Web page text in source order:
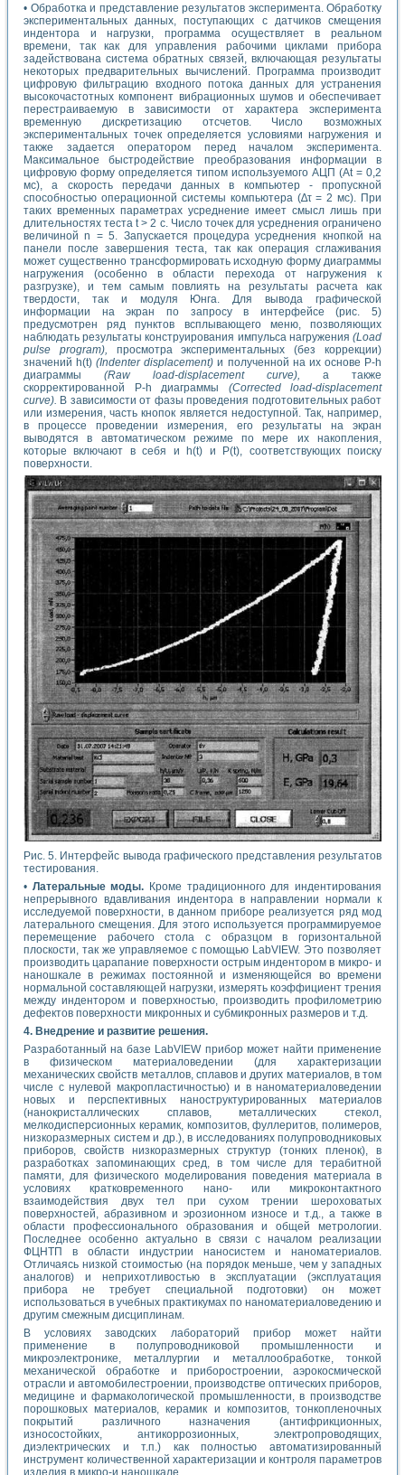
• Обработка и представление результатов эксперимента. Обработку
экспериментальных данных, поступающих с датчиков смещения
индентора и нагрузки, программа осуществляет в реальном
времени, так как для управления рабочими циклами прибора
задействована система обратных связей, включающая результаты
некоторых предварительных вычислений. Программа производит
цифровую фильтрацию входного потока данных для устранения
высокочастотных компонент вибрационных шумов и обеспечивает
перестраиваемую в зависимости от характера эксперимента
временную дискретизацию отсчетов. Число возможных
экспериментальных точек определяется условиями нагружения и
также задается оператором перед началом эксперимента.
Максимальное быстродействие преобразования информации в
цифровую форму определяется типом используемого АЦП (At = 0,2
мс), а скорость передачи данных в компьютер - пропускной
способностью операционной системы компьютера (∆τ = 2 мс). При
таких временных параметрах усреднение имеет смысл лишь при
длительностях теста t > 2 с. Число точек для усреднения ограничено
величиной n = 5. Запускается процедура усреднения кнопкой на
панели после завершения теста, так как операция сглаживания
может существенно трансформировать исходную форму диаграммы
нагружения (особенно в области перехода от нагружения к
разгрузке), и тем самым повлиять на результаты расчета как
твердости, так и модуля Юнга. Для вывода графической
информации на экран по запросу в интерфейсе (рис. 5)
предусмотрен ряд пунктов всплывающего меню, позволяющих
наблюдать результаты конструирования импульса нагружения (Load
pulse program), просмотра экспериментальных (без коррекции)
значений h(t)(Indenter displacement)и полученной на их основе P-h
диаграммы (Raw load-displacement curve), а также
скорректированной P-h диаграммы (Corrected load-displacement
curve). В зависимости от фазы проведения подготовительных работ
или измерения, часть кнопок является недоступной. Так, например,
в процессе проведении измерения, его результаты на экран
выводятся в автоматическом режиме по мере их накопления,
которые включают в себя и h(t) и P(t), соответствующих поиску
поверхности.
Рис. 5. Интерфейс вывода графического представления результатов
тестирования.
• Латеральные моды. Кроме традиционного для индентирования
непрерывного вдавливания индентора в направлении нормали к
исследуемой поверхности, в данном приборе реализуется ряд мод
латерального смещения. Для этого используется программируемое
перемещение рабочего стола с образцом в горизонтальной
плоскости, так же управляемое с помощью LabVIEW. Это позволяет
производить царапание поверхности острым индентором в микро- и
наношкале в режимах постоянной и изменяющейся во времени
нормальной составляющей нагрузки, измерять коэффициент трения
между индентором и поверхностью, производить профилометрию
дефектов поверхности микронных и субмикронных размеров и т.д.
4. Внедрение и развитие решения.
Разработанный на базе LabVIEW прибор может найти применение
в физическом материаловедении (для характеризации
механических свойств металлов, сплавов и других материалов, в том
числе с нулевой макропластичностью) и в наноматериаловедении
новых и перспективных наноструктурированных материалов
(нанокристаллических сплавов, металлических стекол,
мелкодисперсионных керамик, композитов, фуллеритов, полимеров,
низкоразмерных систем и др.), в исследованиях полупроводниковых
приборов, свойств низкоразмерных структур (тонких пленок), в
разработках запоминающих сред, в том числе для терабитной
памяти, для физического моделирования поведения материала в
условиях кратковременного нано- или микроконтактного
взаимодействия двух тел при сухом трении шероховатых
поверхностей, абразивном и эрозионном износе и т.д., а также в
области профессионального образования и общей метрологии.
Последнее особенно актуально в связи с началом реализации
ФЦНТП в области индустрии наносистем и наноматериалов.
Отличаясь низкой стоимостью (на порядок меньше, чем у западных
аналогов) и неприхотливостью в эксплуатации (эксплуатация
прибора не требует специальной подготовки) он может
использоваться в учебных практикумах по наноматериаловедению и
другим смежным дисциплинам.
В условиях заводских лабораторий прибор может найти
применение в полупроводниковой промышленности и
микроэлектронике, металлургии и металлообработке, тонкой
механической обработке и приборостроении, аэрокосмической
отрасли и автомобилестроении, производстве оптических приборов,
медицине и фармакологической промышленности, в производстве
порошковых материалов, керамик и композитов, тонкопленочных
покрытий различного назначения (антифрикционных,
износостойких, антикоррозионных, электропроводящих,
диэлектрических и т.п.) как полностью автоматизированный
инструмент количественной характеризации и контроля параметров
изделия в микро-и наношкале.